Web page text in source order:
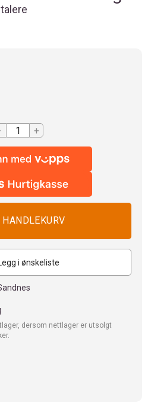
+
i ønskeliste
dersom nettlager er utsolgt